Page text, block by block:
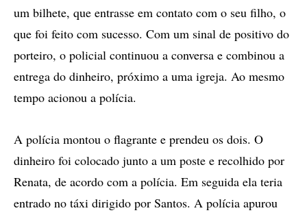
um bilhete, que entrasse em contato com o seu filho, o
que foi feito com sucesso. Com um sinal de positivo do
porteiro, o policial continuou a conversa e combinou a
entrega do dinheiro, próximo a uma igreja. Ao mesmo
tempo acionou a polícia.
A polícia montou o flagrante e prendeu os dois. O
dinheiro foi colocado junto a um poste e recolhido por
Renata, de acordo com a polícia. Em seguida ela teria
entrado no táxi dirigido por Santos. A polícia apurou